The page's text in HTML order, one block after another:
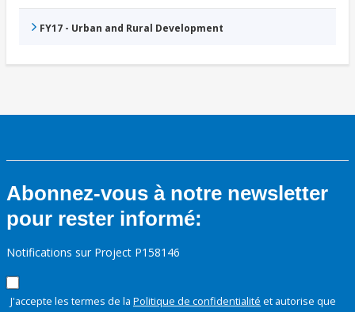
FY17 - Urban and Rural Development
Abonnez-vous à notre newsletter
pour rester informé:
Notifications sur Project P158146
J'accepte les termes de la Politique de confidentialité et autorise que